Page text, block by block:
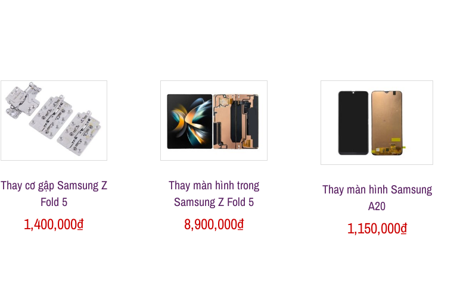
Thay cơ gập Samsung Z
Fold 5
1,400,000₫
Thay màn hình trong
Samsung Z Fold 5
8,900,000₫
Thay màn hình Samsung
A20
1,150,000₫